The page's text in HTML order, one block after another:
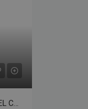
PISO REFORMADO EN ZONA BAJA DEL CAMPO DE LA VERDAD – bp01-00287